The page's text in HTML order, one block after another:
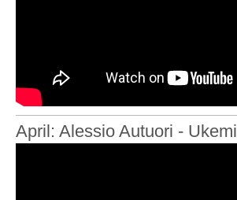
April: Alessio Autuori - Ukemi